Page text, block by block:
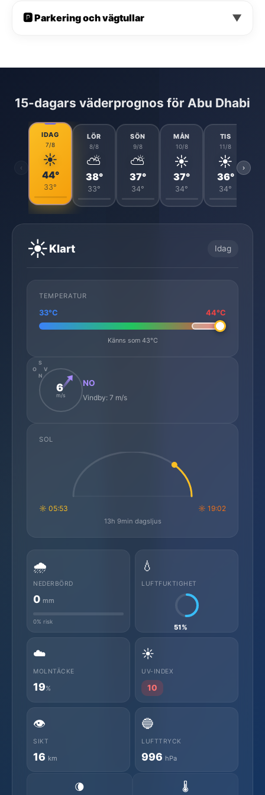
🅿️ Parkering och vägtullar ▼
15-dagars väderprognos för Abu Dhabi
‹
IDAG
7/8
☀️
44°
33°
LÖR
8/8
⛅
38°
33°
SÖN
9/8
⛅
37°
34°
MÅN
10/8
☀️
37°
34°
TIS
11/8
☀️
36°
34°
›
☀️Klart Idag
TEMPERATUR
33°C 44°C
Känns som 43°C
N
S
O
V
6
m/s
NO
Vindby: 7 m/s
SOL
☼ 05:53 ☼ 19:02
13h 9min dagsljus
🌧️
NEDERBÖRD
0 mm
0% risk
💧
LUFTFUKTIGHET
51%
☁️
MOLNTÄCKE
19%
☀️
UV-INDEX
10
👁️
SIKT
16 km
🔵
LUFTTRYCK
996 hPa
🌘 🌡️